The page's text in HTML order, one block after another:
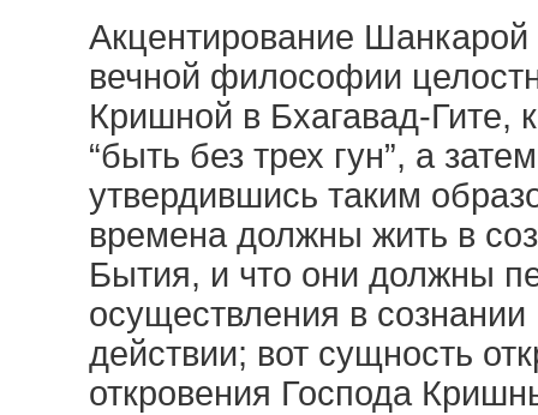
Акцентирование
вечной философии
Кришной в Бхагавад-Гите,
“быть без трех гун”, а
утвердившись таким
времена должны жить в
Бытия, и что они должны
осуществления в
действии; вот сущность
откровения Господа